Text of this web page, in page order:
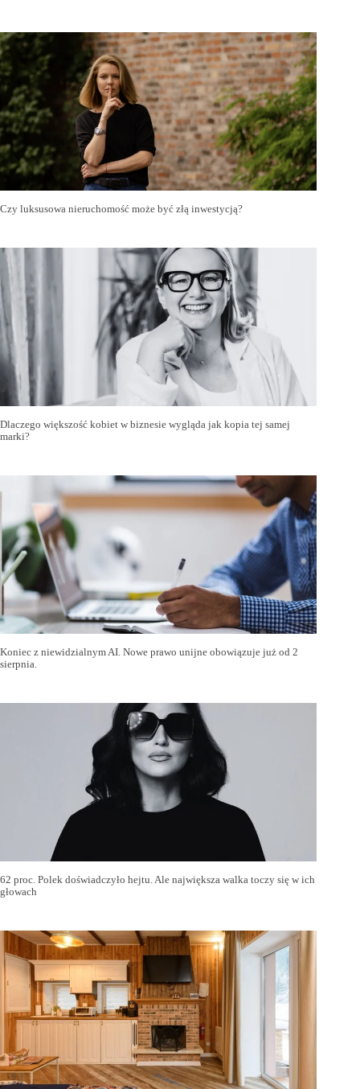
Czy luksusowa nieruchomość może być złą inwestycją?
Dlaczego większość kobiet w biznesie wygląda jak kopia tej samej
marki?
Koniec z niewidzialnym AI. Nowe prawo unijne obowiązuje już od 2
sierpnia.
62 proc. Polek doświadczyło hejtu. Ale największa walka toczy się w ich
głowach